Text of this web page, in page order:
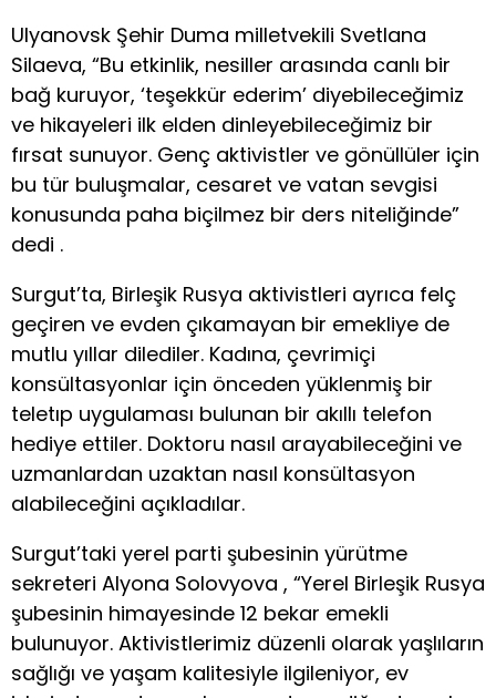
Ulyanovsk Şehir Duma milletvekili Svetlana
Silaeva, “Bu etkinlik, nesiller arasında canlı bir
bağ kuruyor, ‘teşekkür ederim’ diyebileceğimiz
ve hikayeleri ilk elden dinleyebileceğimiz bir
fırsat sunuyor. Genç aktivistler ve gönüllüler için
bu tür buluşmalar, cesaret ve vatan sevgisi
konusunda paha biçilmez bir ders niteliğinde”
dedi .
Surgut’ta, Birleşik Rusya aktivistleri ayrıca felç
geçiren ve evden çıkamayan bir emekliye de
mutlu yıllar dilediler. Kadına, çevrimiçi
konsültasyonlar için önceden yüklenmiş bir
teletıp uygulaması bulunan bir akıllı telefon
hediye ettiler. Doktoru nasıl arayabileceğini ve
uzmanlardan uzaktan nasıl konsültasyon
alabileceğini açıkladılar.
Surgut’taki yerel parti şubesinin yürütme
sekreteri Alyona Solovyova , “Yerel Birleşik Rusya
şubesinin himayesinde 12 bekar emekli
bulunuyor. Aktivistlerimiz düzenli olarak yaşlıların
sağlığı ve yaşam kalitesiyle ilgileniyor, ev